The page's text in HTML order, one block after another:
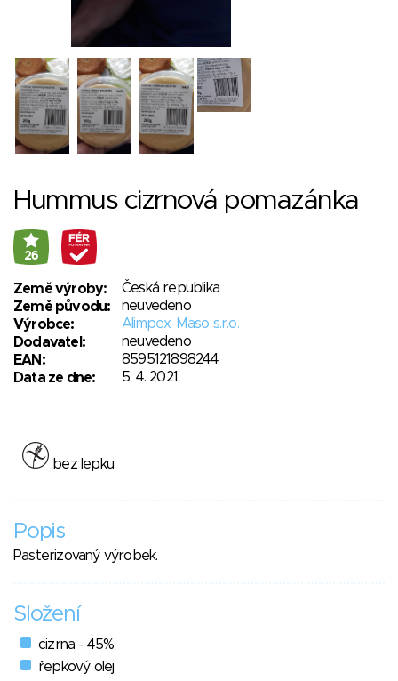
Hummus cizrnová pomazánka
26
Země výroby:
Česká republika
Země původu:
neuvedeno
Výrobce:
Alimpex-Maso s.r.o.
Dodavatel:
neuvedeno
EAN:
8595121898244
Data ze dne:
5. 4. 2021
bez lepku
Popis
Pasterizovaný výrobek.
Složení
cizrna - 45%
řepkový olej